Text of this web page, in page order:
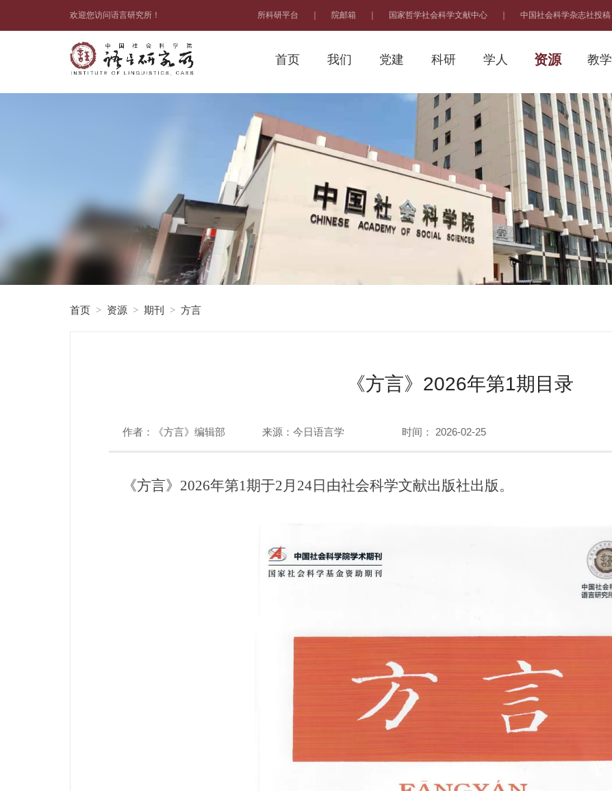
欢迎您访问语言研究所！ 所科研平台 院邮箱 国家哲学社会科学文献中心 中国社会科学杂志社投稿
首页 我们 党建 科研 学人 资源 教学
首页 > 资源 > 期刊 > 方言
《方言》2026年第1期目录
作者：《方言》编辑部 来源：今日语言学 时间： 2026-02-25
《方言》2026年第1期于2月24日由社会科学文献出版社出版。